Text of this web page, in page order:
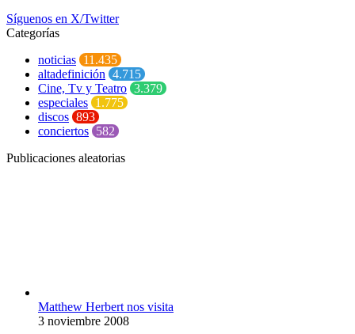
Síguenos en X/Twitter
Categorías
noticias 11.435
altadefinición 4.715
Cine, Tv y Teatro 3.379
especiales 1.775
discos 893
conciertos 582
Publicaciones aleatorias
Matthew Herbert nos visita
3 noviembre 2008